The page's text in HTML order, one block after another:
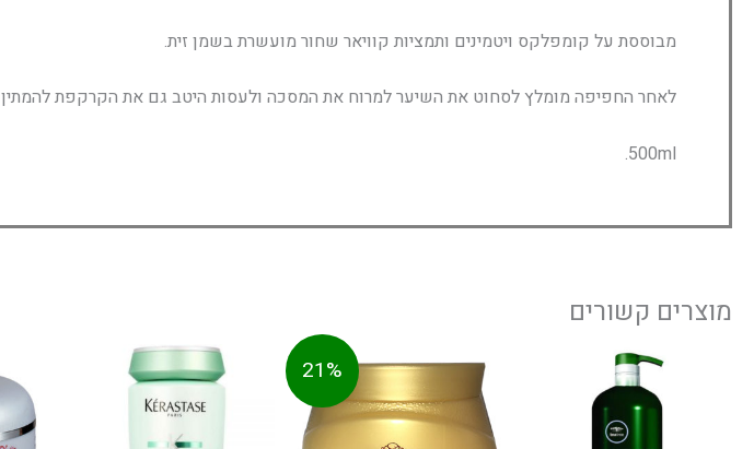
מבוססת על קומפלקס ויטמינים ותמציות קוויאר שחור מועשרת בשמן זית.
לאחר החפיפה מומלץ לסחוט את השיער למרוח את המסכה ולעסות היטב גם את הקרקפת להמתין 2-3 דקות ולשטוף.
500ml.
מוצרים קשורים
למוצר
מספר
21% המחיר
המקורי
היה:
125.00 ₪.
מספר